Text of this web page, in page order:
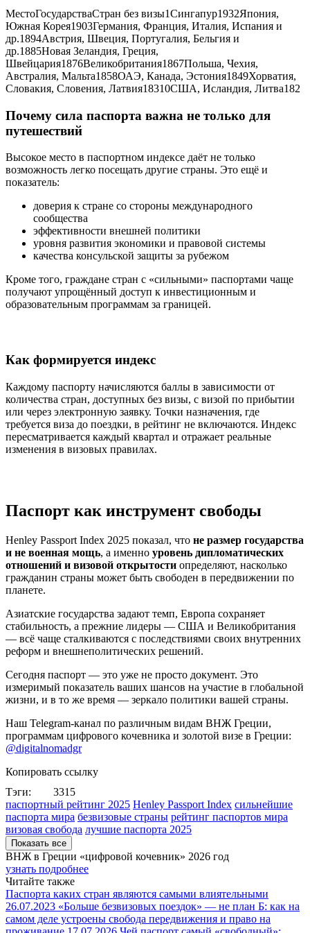
МестоГосударстваСтран без визы1Сингапур1932Япония,
Южная Корея1903Германия, Франция, Италия, Испания и
др.1894Австрия, Швеция, Португалия, Бельгия и
др.1885Новая Зеландия, Греция,
Швейцария1876Великобритания1867Польша, Чехия,
Австралия, Мальта1858ОАЭ, Канада, Эстония1849Хорватия,
Словакия, Словения, Латвия18310США, Исландия, Литва182
Почему сила паспорта важна не только для
путешествий
Высокое место в паспортном индексе даёт не только
возможность легко посещать другие страны. Это ещё и
показатель:
доверия к стране со стороны международного
сообщества
эффективности внешней политики
уровня развития экономики и правовой системы
качества консульской защиты за рубежом
Кроме того, граждане стран с «сильными» паспортами чаще
получают упрощённый доступ к инвестиционным и
образовательным программам за границей.
Как формируется индекс
Каждому паспорту начисляются баллы в зависимости от
количества стран, доступных без визы, с визой по прибытии
или через электронную заявку. Точки назначения, где
требуется виза до поездки, в рейтинг не включаются. Индекс
пересматривается каждый квартал и отражает реальные
изменения в визовых правилах.
Паспорт как инструмент свободы
Henley Passport Index 2025 показал, что не размер государства
и не военная мощь, а именно уровень дипломатических
отношений и визовой открытости определяют, насколько
гражданин страны может быть свободен в передвижении по
планете.
Азиатские государства задают темп, Европа сохраняет
стабильность, а прежние лидеры — США и Великобритания
— всё чаще сталкиваются с последствиями своих внутренних
реформ и внешнеполитических решений.
Сегодня паспорт — это уже не просто документ. Это
измеримый показатель ваших шансов на участие в глобальной
жизни, и в то же время — зеркало политики вашей страны.
Наш Telegram-канал по различным видам ВНЖ Греции,
программам цифрового кочевника и золотой визе в Греции:
@digitalnomadgr
Копировать ссылку
Тэги:
3315
паспортный рейтинг 2025 Henley Passport Index сильнейшие
паспорта мира безвизовые страны рейтинг паспортов мира
визовая свобода лучшие паспорта 2025
Показать все
ВНЖ в Греции «цифровой кочевник» 2026 год
узнать подробнее
Читайте также
Паспорта каких стран являются самыми влиятельными
26.07.2023 «Больше безвизовых поездок» — не план Б: как на
самом деле устроены свобода передвижения и право на